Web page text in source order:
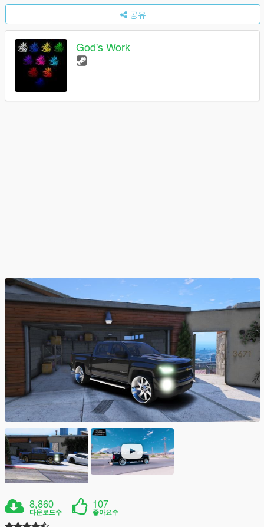
공유
God's Work
8,860
다운로드수
107
좋아요수